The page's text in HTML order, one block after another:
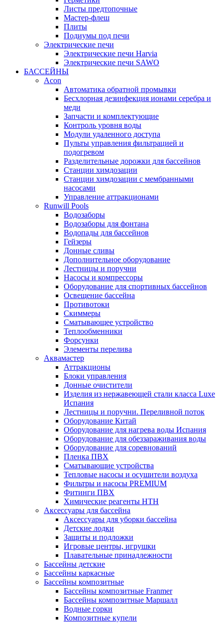
Листы предтопочные
Мастер-флеш
Плиты
Подиумы под печи
Электрические печи
Электрические печи Harvia
Электрические печи SAWO
БАССЕЙНЫ
Acon
Автоматика обратной промывки
Беcхлорная дезинфекция ионами серебра и
меди
Запчасти и комплектующие
Контроль уровня воды
Модули удаленного доступа
Пульты управления фильтрацией и
подогревом
Разделительные дорожки для бассейнов
Станции химдозации
Станции химдозации с мембранными
насосами
Управление аттракционами
Runwill Pools
Водозаборы
Водозаборы для фонтана
Водопады для бассейнов
Гейзеры
Донные сливы
Дополнительное оборудование
Лестницы и поручни
Насосы и компрессоры
Оборудование для спортивных бассейнов
Освещение бассейна
Противотоки
Скиммеры
Сматывающее устройство
Теплообменники
Форсунки
Элементы перелива
Аквамастер
Аттракционы
Блоки управления
Донные очистители
Изделия из нержавеющей стали класса Luxe
Испания
Лестницы и поручни. Переливной поток
Оборудование Китай
Оборудование для нагрева воды Испания
Оборудование для обеззараживания воды
Оборудование для соревнований
Пленка ПВХ
Сматывающие устройства
Тепловые насосы и осушители воздуха
Фильтры и насосы PREMIUM
Фитинги ПВХ
Химические реагенты HTH
Аксессуары для бассейна
Аксессуары для уборки бассейна
Детские лодки
Защиты и подложки
Игровые центры, игрушки
Плавательные принадлежности
Бассейны детские
Бассейны каркасные
Бассейны композитные
Бассейны композитные Franmer
Бассейны композитные Маршалл
Водные горки
Композитные купели